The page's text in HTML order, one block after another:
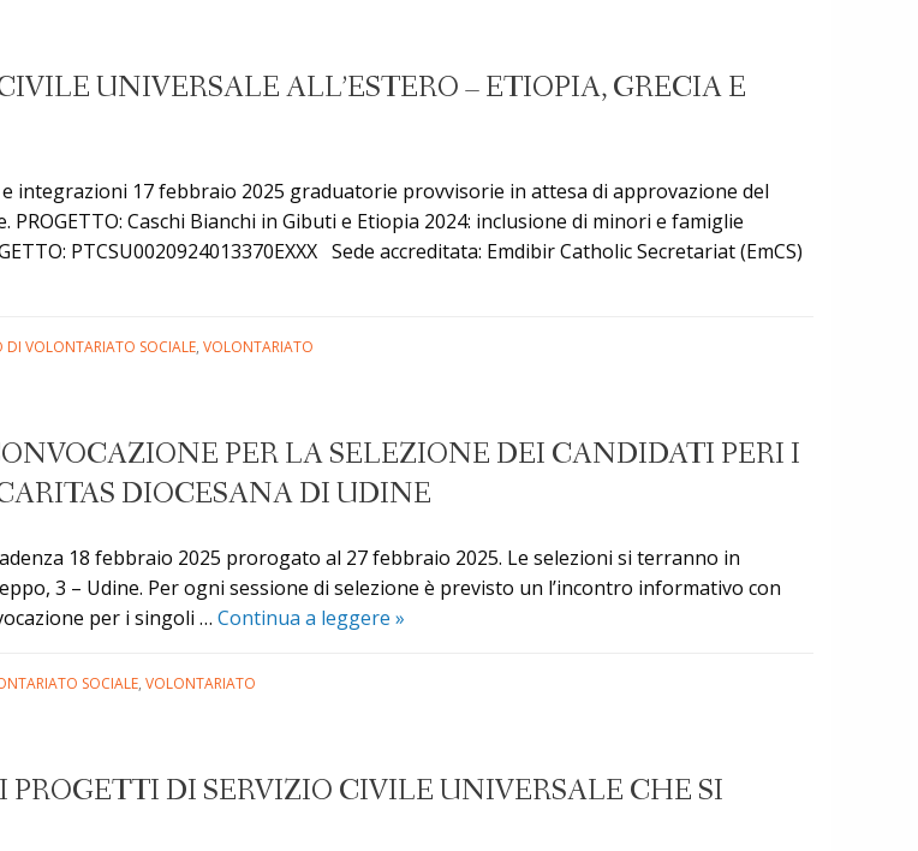
UNIVERSALE ALL’ESTERO – ETIOPIA, GRECIA E
integrazioni 17 febbraio 2025 graduatorie provvisorie in attesa di approvazione del
Caschi Bianchi in Gibuti e Etiopia 2024: inclusione di minori e famiglie
PTCSU0020924013370EXXX Sede accreditata: Emdibir Catholic Secretariat (EmCS)
DI VOLONTARIATO SOCIALE, VOLONTARIATO
PER LA SELEZIONE DEI CANDIDATI PERI I
DIOCESANA DI UDINE
18 febbraio 2025 prorogato al 27 febbraio 2025. Le selezioni si terranno in
3 – Udine. Per ogni sessione di selezione è previsto un l’incontro informativo con
per i singoli … Continua a leggere Servizio
per
»
SOCIALE, VOLONTARIATO
DI SERVIZIO CIVILE UNIVERSALE CHE SI